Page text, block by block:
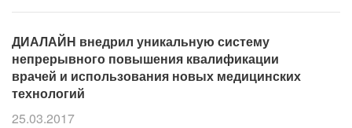
ДИАЛАЙН внедрил уникальную систему
непрерывного повышения квалификации
врачей и использования новых медицинских
технологий
25.03.2017